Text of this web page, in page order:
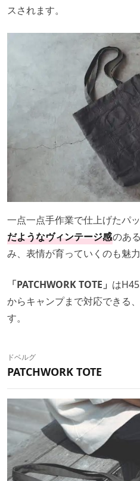
スされます。
一点一点手作業で仕上げたパ
だようなヴィンテージ感のあ
み、表情が育っていくのも魅力
「PATCHWORK TOTE」 は
からキャンプまで対応できる
す。
ドベルグ
PATCHWORK TOTE